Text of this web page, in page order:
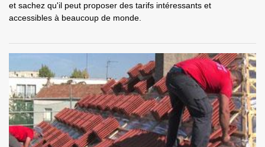
et sachez qu'il peut proposer des tarifs intéressants et
accessibles à beaucoup de monde.